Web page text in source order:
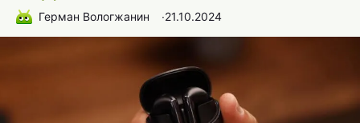
Герман Вологжанин ∙21.10.2024